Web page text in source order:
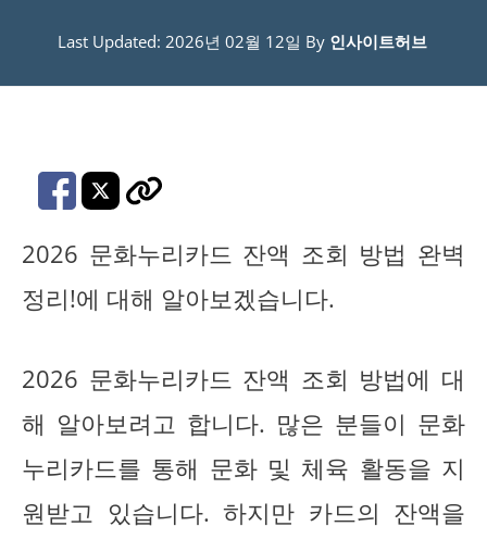
Last Updated: 2026년 02월 12일 By 인사이트허브
2026 문화누리카드 잔액 조회 방법 완벽
정리!에 대해 알아보겠습니다.
2026 문화누리카드 잔액 조회 방법에 대
해 알아보려고 합니다. 많은 분들이 문화
누리카드를 통해 문화 및 체육 활동을 지
원받고 있습니다. 하지만 카드의 잔액을